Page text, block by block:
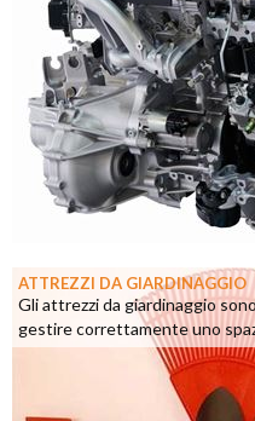
ATTREZZI DA GIARDINAGGIO
Gli attrezzi da giardinaggio
gestire correttamente uno